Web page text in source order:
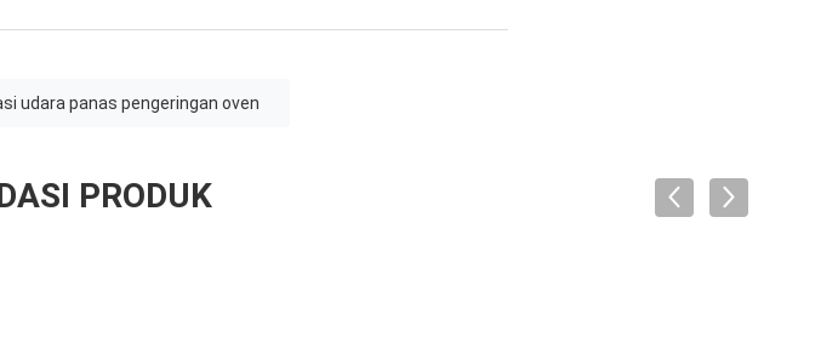
udara panas pengeringan oven
PRODUK